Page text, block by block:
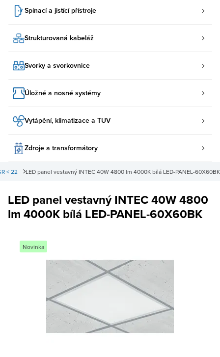
Spínací a jistící přístroje
Strukturovaná kabeláž
Svorky a svorkovnice
Úložné a nosné systémy
Vytápění, klimatizace a TUV
Zdroje a transformátory
LED panel vestavný INTEC 40W 4800 lm 4000K bílá LED-PANEL-60X60BK
< 22
LED panel vestavný INTEC 40W 4800
lm 4000K bílá LED-PANEL-60X60BK
Novinka